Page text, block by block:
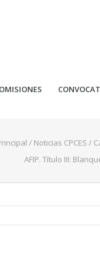
/ Noticias CPCES /
AFIP. Título III: